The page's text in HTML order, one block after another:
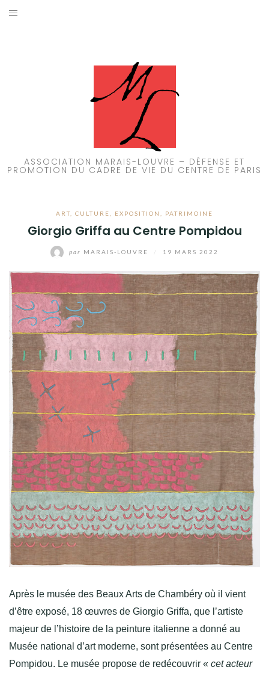
Aller
ASSOCIATION MARAIS-LOUVRE – DÉFENSE ET
PROMOTION DU CADRE DE VIE DU CENTRE DE PARIS
ART CULTURE EXPOSITION PATRIMOINE
Giorgio Griffa au Centre Pompidou
par MARAIS-LOUVRE 19 MARS 2022
Après le musée des Beaux Arts de Chambéry où il vient
d’être exposé, 18 œuvres de Giorgio Griffa, que l’artiste
majeur de l’histoire de la peinture italienne a donné au
Musée national d’art moderne, sont présentées au Centre
Pompidou. Le musée propose de redécouvrir « cet acteur